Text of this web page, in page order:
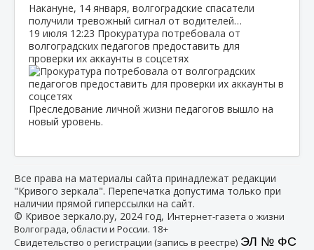
Накануне, 14 января, волгоградские спасатели
получили тревожный сигнал от водителей…
19 июля 12:23 Прокуратура потребовала от
волгоградских педагогов предоставить для
проверки их аккаунты в соцсетях
Преследование личной жизни педагогов вышло на
новый уровень.
Все права на материалы сайта принадлежат редакции
"Кривого зеркала". Перепечатка допустима только при
наличии прямой гиперссылки на сайт.
© Кривое зеркало.ру, 2024 год, Интернет-газета о жизни
Волгограда, области и России. 18+
Свидетельство о регистрации (запись в реестре) ЭЛ № ФС